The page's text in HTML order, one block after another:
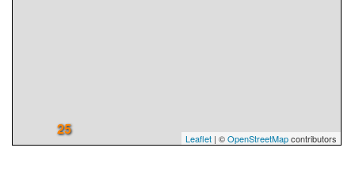
25
Leaflet| ©OpenStreetMapcontributors